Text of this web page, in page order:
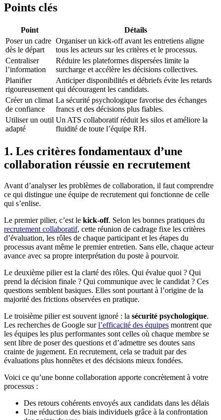
Points clés
Point
Détails
Poser un cadre
dès le départ
Organiser un kick-off avant les entretiens aligne
tous les acteurs sur les critères et le processus.
Centraliser
l’information
Réduire les plateformes dispersées limite la
surcharge et accélère les décisions collectives.
Planifier
rigoureusement
Anticiper disponibilités et débriefs évite les retards
qui découragent les candidats.
Créer un climat
de confiance
La sécurité psychologique favorise des échanges
francs et des décisions plus fiables.
Utiliser un outil
adapté
Un ATS collaboratif réduit les silos et améliore la
fluidité de toute l’équipe RH.
1. Les critères fondamentaux d’une
collaboration réussie en recrutement
Avant d’analyser les problèmes de collaboration, il faut comprendre
ce qui distingue une équipe de recrutement qui fonctionne de celle
qui s’enlise.
Le premier pilier, c’est le kick-off. Selon les bonnes pratiques du
recrutement collaboratif, cette réunion de cadrage fixe les critères
d’évaluation, les rôles de chaque participant et les étapes du
processus avant même le premier entretien. Sans elle, chaque acteur
avance avec sa propre interprétation du poste à pourvoir.
Le deuxième pilier est la clarté des rôles. Qui évalue quoi ? Qui
prend la décision finale ? Qui communique avec le candidat ? Ces
questions semblent basiques. Elles sont pourtant à l’origine de la
majorité des frictions observées en pratique.
Le troisième pilier est souvent ignoré : la sécurité psychologique.
Les recherches de Google surl’efficacité des équipes montrent que
les équipes les plus performantes sont celles où chaque membre se
sent libre de poser des questions et d’admettre ses doutes sans
crainte de jugement. En recrutement, cela se traduit par des
évaluations plus honnêtes et des décisions mieux fondées.
Voici ce qu’une bonne collaboration apporte concrètement à votre
processus :
Des retours cohérents envoyés aux candidats dans les délais
Une réduction des biais individuels grâce à la confrontation